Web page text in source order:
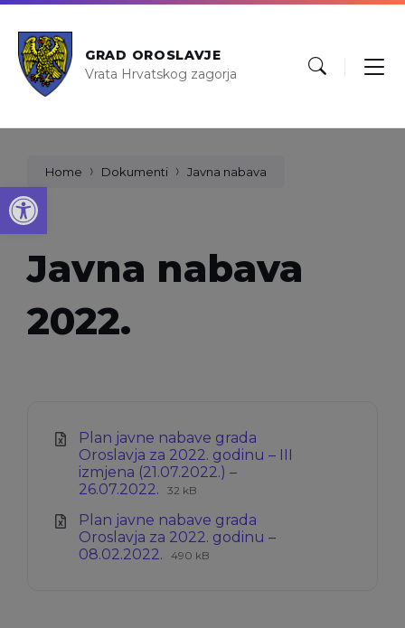
Open toolbar
GRAD OROSLAVJE
Vrata Hrvatskog zagorja
Home Dokumenti Javna nabava
Javna nabava
2022.
Plan javne nabave grada
Oroslavja za 2022. godinu – III
izmjena (21.07.2022.) –
26.07.2022. Ekstenzija
xlsx
Veličina
32 kB
Plan javne nabave grada
Oroslavja za 2022. godinu –
08.02.2022. Ekstenzija
Veličina
490 kB